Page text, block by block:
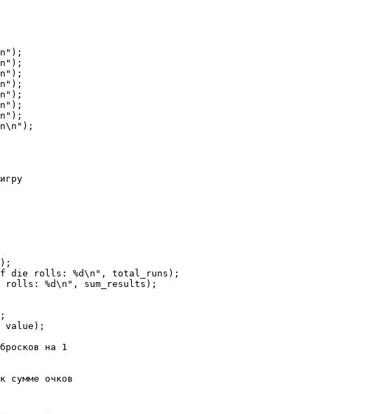
die rolls: %d\n", total_runs);
%d\n", sum_results);
value);
на 1
сумме очков